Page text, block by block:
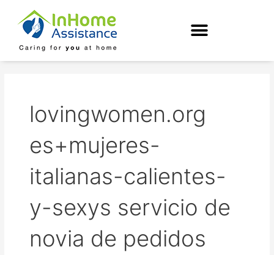
content
lovingwomen.org
es+mujeres-
italianas-calientes-
y-sexys servicio de
novia de pedidos